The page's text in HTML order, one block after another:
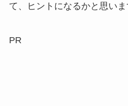
て、ヒントになるかと思いま
PR